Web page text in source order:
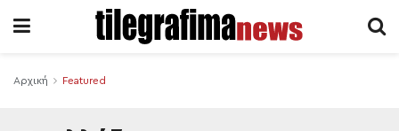
Αρχική Featured